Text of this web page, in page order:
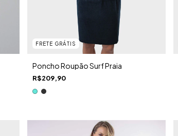
FRETE GRÁTIS
Poncho Roupão Surf Praia
R$209,90